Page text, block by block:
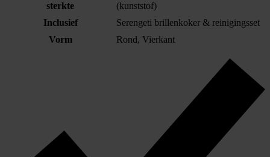
sterkte
(kunststof)
Inclusief
Serengeti brillenkoker & reinigingsset
Vorm
Rond, Vierkant